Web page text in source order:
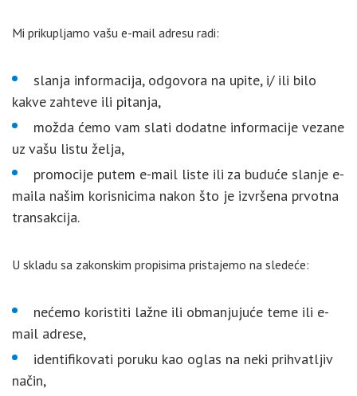
Mi prikupljamo vašu e-mail adresu radi:
slanja informacija, odgovora na upite, i/ ili bilo
kakve zahteve ili pitanja,
možda ćemo vam slati dodatne informacije vezane
uz vašu listu želja,
promocije putem e-mail liste ili za buduće slanje e-
maila našim korisnicima nakon što je izvršena prvotna
transakcija.
U skladu sa zakonskim propisima pristajemo na sledeće:
nećemo koristiti lažne ili obmanjujuće teme ili e-
mail adrese,
identifikovati poruku kao oglas na neki prihvatljiv
način,